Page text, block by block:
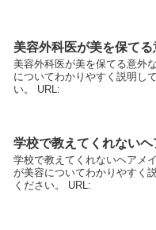
美容外科医が美を保てる
美容外科医が美を保てる意外
についてわかりやすく説明し
い。 URL:
学校で教えてくれないヘ
学校で教えてくれないヘアメ
が美容についてわかりやすく
ください。 URL: